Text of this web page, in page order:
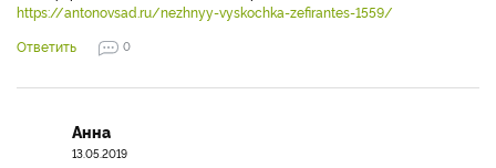
https://antonovsad.ru/nezhnyy-vyskochka-zefirantes-1559/
Ответить
0
Анна
13.05.2019